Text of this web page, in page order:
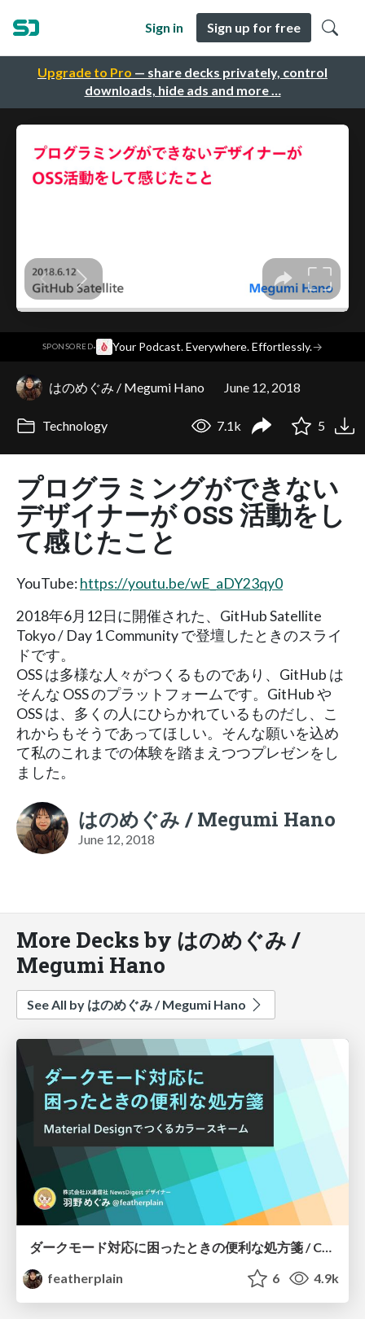
Upgrade to Pro — share decks privately, control
downloads, hide ads and more …
Sign in Sign up for free
SPONSORED· Your Podcast. Everywhere. Effortlessly.→
はのめぐみ / Megumi Hano June 12, 2018
Technology 7.1k 5
プログラミングができない
デザイナーが OSS 活動をし
て感じたこと
YouTube:https://youtu.be/wE_aDY23qy0
2018年6月12日に開催された、GitHub Satellite
Tokyo / Day 1 Community で登壇したときのスライ
ドです。
OSS は多様な人々がつくるものであり、GitHub は
そんな OSS のプラットフォームです。GitHub や
OSS は、多くの人にひらかれているものだし、こ
れからもそうであってほしい。そんな願いを込め
て私のこれまでの体験を踏まえつつプレゼンをし
ました。
はのめぐみ / Megumi Hano
June 12, 2018
More Decks by はのめぐみ /
Megumi Hano
See All by はのめぐみ / Megumi Hano
ダークモード対応に困ったときの便利な処方箋 / Color scheme for dark mode
featherplain
6 4.9k